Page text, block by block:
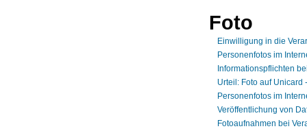
Foto
Einwilligung in die
Personenfotos im
Informationspflichten
Urteil: Foto auf
Personenfotos im
Veröffentlichung von
Fotoaufnahmen bei